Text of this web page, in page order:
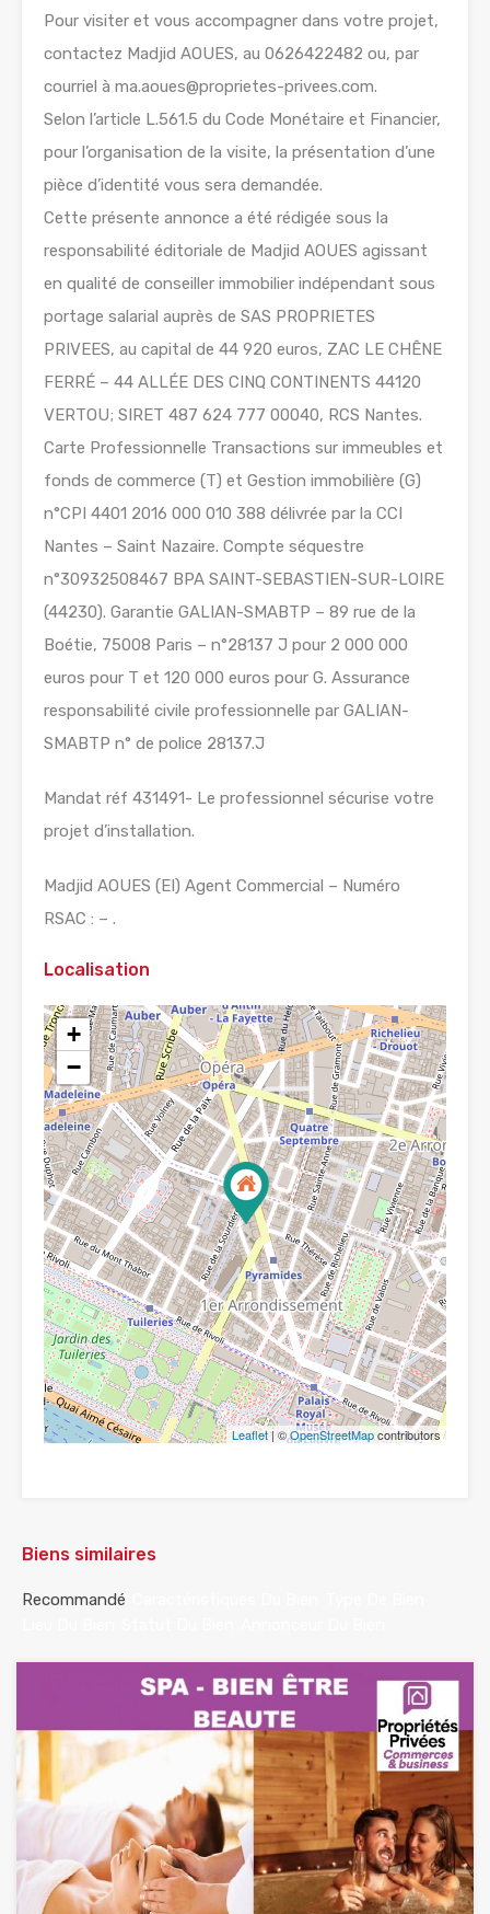
Pour visiter et vous accompagner dans votre projet,
contactez Madjid AOUES, au 0626422482 ou, par
courriel à ma.aoues@proprietes-privees.com.
Selon l’article L.561.5 du Code Monétaire et Financier,
pour l’organisation de la visite, la présentation d’une
pièce d’identité vous sera demandée.
Cette présente annonce a été rédigée sous la
responsabilité éditoriale de Madjid AOUES agissant
en qualité de conseiller immobilier indépendant sous
portage salarial auprès de SAS PROPRIETES
PRIVEES, au capital de 44 920 euros, ZAC LE CHÊNE
FERRÉ – 44 ALLÉE DES CINQ CONTINENTS 44120
VERTOU; SIRET 487 624 777 00040, RCS Nantes.
Carte Professionnelle Transactions sur immeubles et
fonds de commerce (T) et Gestion immobilière (G)
n°CPI 4401 2016 000 010 388 délivrée par la CCI
Nantes – Saint Nazaire. Compte séquestre
n°30932508467 BPA SAINT-SEBASTIEN-SUR-LOIRE
(44230). Garantie GALIAN-SMABTP – 89 rue de la
Boétie, 75008 Paris – n°28137 J pour 2 000 000
euros pour T et 120 000 euros pour G. Assurance
responsabilité civile professionnelle par GALIAN-
SMABTP n° de police 28137.J
Mandat réf 431491- Le professionnel sécurise votre
projet d’installation.
Madjid AOUES (EI) Agent Commercial – Numéro
RSAC : – .
Localisation
+
−
Leaflet| ©OpenStreetMapcontributors
Biens similaires
Recommandé